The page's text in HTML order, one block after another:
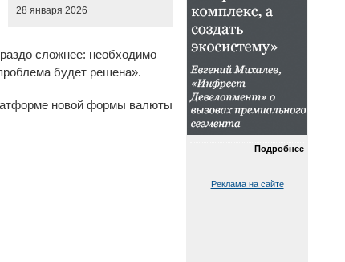
28 января 2026
сложнее: необходимо
будет решена».
новой формы валюты
Подробнее
Реклама на сайте